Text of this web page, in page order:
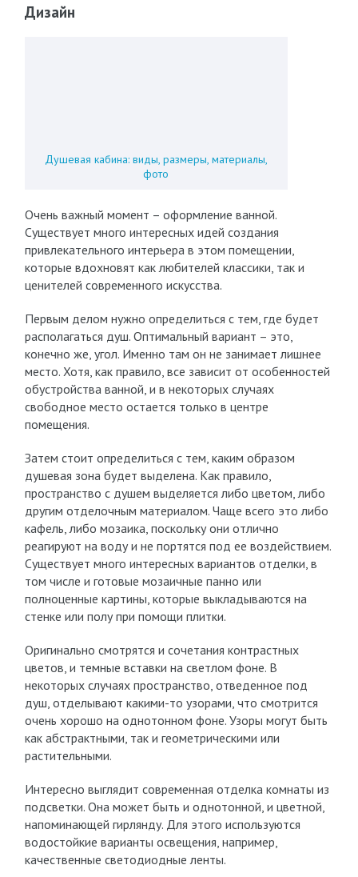
Дизайн
Душевая кабина: виды, размеры, материалы,
фото
Очень важный момент – оформление ванной.
Существует много интересных идей создания
привлекательного интерьера в этом помещении,
которые вдохновят как любителей классики, так и
ценителей современного искусства.
Первым делом нужно определиться с тем, где будет
располагаться душ. Оптимальный вариант – это,
конечно же, угол. Именно там он не занимает лишнее
место. Хотя, как правило, все зависит от особенностей
обустройства ванной, и в некоторых случаях
свободное место остается только в центре
помещения.
Затем стоит определиться с тем, каким образом
душевая зона будет выделена. Как правило,
пространство с душем выделяется либо цветом, либо
другим отделочным материалом. Чаще всего это либо
кафель, либо мозаика, поскольку они отлично
реагируют на воду и не портятся под ее воздействием.
Существует много интересных вариантов отделки, в
том числе и готовые мозаичные панно или
полноценные картины, которые выкладываются на
стенке или полу при помощи плитки.
Оригинально смотрятся и сочетания контрастных
цветов, и темные вставки на светлом фоне. В
некоторых случаях пространство, отведенное под
душ, отделывают какими-то узорами, что смотрится
очень хорошо на однотонном фоне. Узоры могут быть
как абстрактными, так и геометрическими или
растительными.
Интересно выглядит современная отделка комнаты из
подсветки. Она может быть и однотонной, и цветной,
напоминающей гирлянду. Для этого используются
водостойкие варианты освещения, например,
качественные светодиодные ленты.